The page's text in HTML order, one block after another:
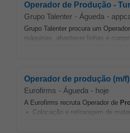
Operador de Produção -
Grupo Talenter - Águeda -
Grupo Talenter procura um
máquinas, abastecer linhas e
Operador de produção (m/
Eurofirms - Águeda - hoje
A Eurofirms recruta Operador de
• Colocação e retiraragem de